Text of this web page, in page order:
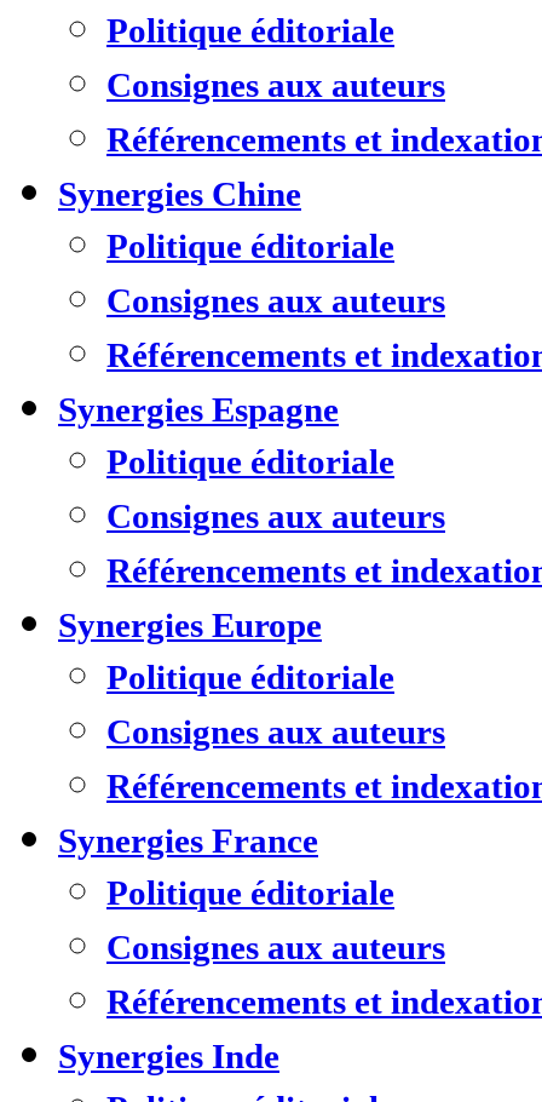
Politique éditoriale
Consignes aux auteurs
Référencements et
Synergies Chine
Politique éditoriale
Consignes aux auteurs
Référencements et
Synergies Espagne
Politique éditoriale
Consignes aux auteurs
Référencements et
Synergies Europe
Politique éditoriale
Consignes aux auteurs
Référencements et
Synergies France
Politique éditoriale
Consignes aux auteurs
Référencements et
Synergies Inde